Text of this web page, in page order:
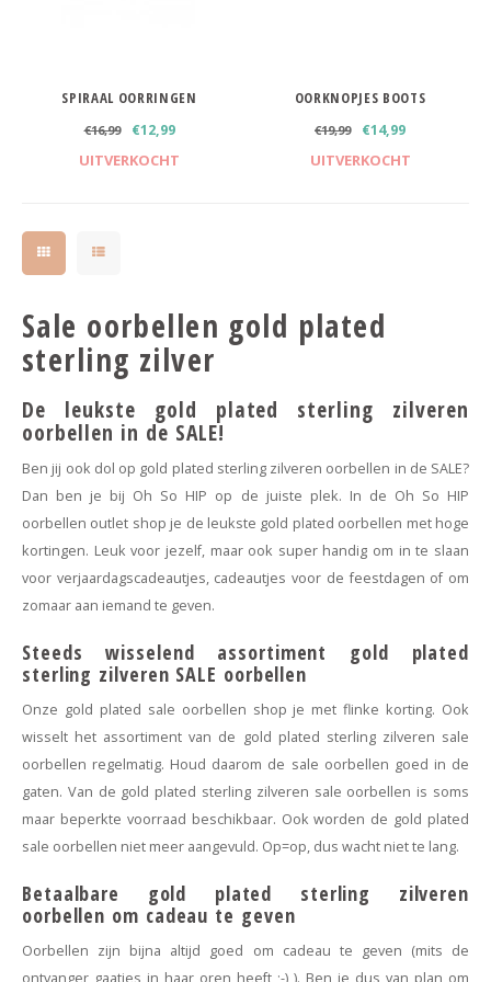
Threader oorbellen
Strass oorbellen
Suspender oorbellen
Sieraden met bloemen
Moon & Stars
Minimalism
Sieradentrends 2025
Haarspelden strik
SPIRAAL OORRINGEN
€16,99 €12,99
UITVERKOCHT
OORKNOPJES BOOTS
€19,99 €14,99
UITVERKOCHT
Sale oorbellen gold plated
sterling zilver
De leukste gold plated sterling zilveren
oorbellen in de SALE!
Ben jij ook dol op gold plated sterling zilveren oorbellen in de SALE?
Dan ben je bij Oh So HIP op de juiste plek. In de Oh So HIP
oorbellen outlet shop je de leukste gold plated oorbellen met hoge
kortingen. Leuk voor jezelf, maar ook super handig om in te slaan
voor verjaardagscadeautjes, cadeautjes voor de feestdagen of om
zomaar aan iemand te geven.
Steeds wisselend assortiment gold plated
sterling zilveren SALE oorbellen
Onze gold plated sale oorbellen shop je met flinke korting. Ook
wisselt het assortiment van de gold plated sterling zilveren sale
oorbellen regelmatig. Houd daarom de sale oorbellen goed in de
gaten. Van de gold plated sterling zilveren sale oorbellen is soms
maar beperkte voorraad beschikbaar. Ook worden de gold plated
sale oorbellen niet meer aangevuld. Op=op, dus wacht niet te lang.
Betaalbare gold plated sterling zilveren
oorbellen om cadeau te geven
Oorbellen zijn bijna altijd goed om cadeau te geven (mits de
ontvanger gaatjes in haar oren heeft ;-) ). Ben je dus van plan om